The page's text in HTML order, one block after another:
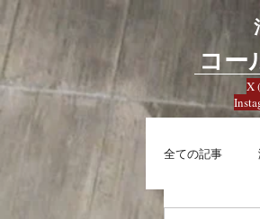
コー
X
全ての記事